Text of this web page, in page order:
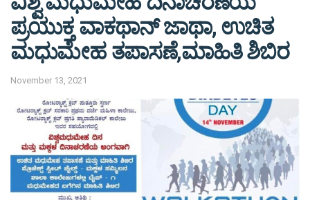
ಪ್ರಯುಕ್ತ ವಾಕಥಾನ್ ಜಾಥಾ, ಉಚಿತ
ಮಧುಮೇಹ ತಪಾಸಣೆ,ಮಾಹಿತಿ ಶಿಬಿರ
November 13, 2021